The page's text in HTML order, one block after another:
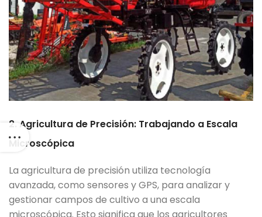
2. Agricultura de Precisión: Trabajando a Escala
Microscópica
La agricultura de precisión utiliza tecnología
avanzada, como sensores y GPS, para analizar y
gestionar campos de cultivo a una escala